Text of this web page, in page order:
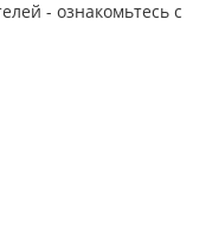
- ознакомьтесь с